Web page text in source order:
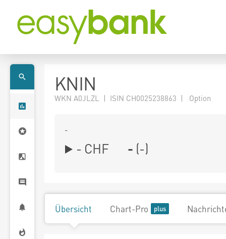
KNIN
WKN A0JLZL | ISIN CH0025238863 | Option
-
- CHF - (-)
Übersicht Chart-Pro